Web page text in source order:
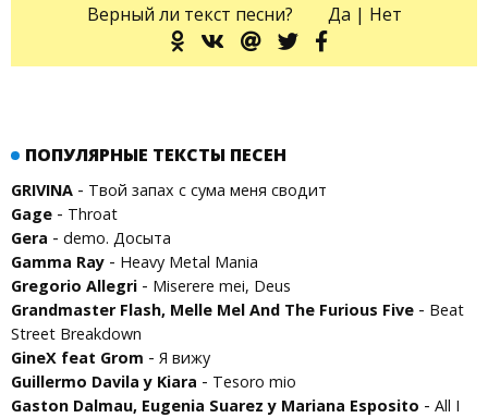
Верный ли текст песни? Да | Нет
ПОПУЛЯРНЫЕ ТЕКСТЫ ПЕСЕН
GRIVINA - Твой запах с сума меня сводит
Gage - Throat
Gera - demo. Досыта
Gamma Ray - Heavy Metal Mania
Gregorio Allegri - Miserere mei, Deus
Grandmaster Flash, Melle Mel And The Furious Five - Beat
Street Breakdown
GineX feat Grom - Я вижу
Guillermo Davila y Kiara - Tesoro mio
Gaston Dalmau, Eugenia Suarez y Mariana Esposito - All I